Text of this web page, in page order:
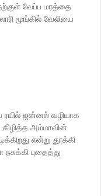
வேப்ப மரத்தை
மூங்கில் வேலியை
ரயில் ஜன்னல் வழியாக
கிழித்த அம்மாவின்
என்று தூக்கி
புதைத்து